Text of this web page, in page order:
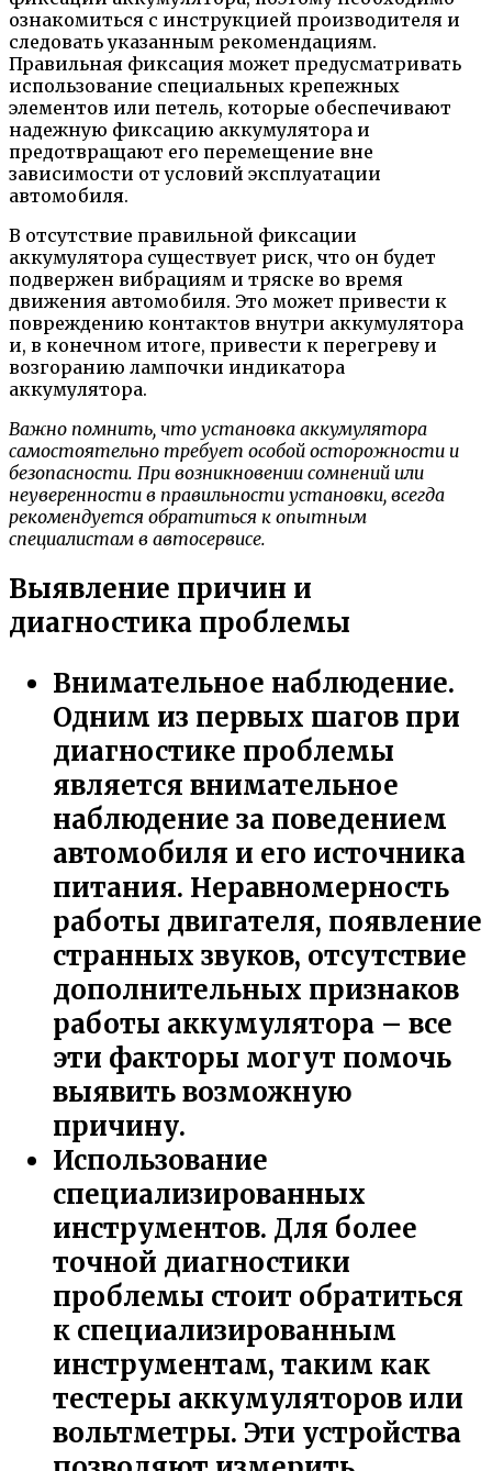
ознакомиться с инструкцией производителя и
следовать указанным рекомендациям.
Правильная фиксация может предусматривать
использование специальных крепежных
элементов или петель, которые обеспечивают
надежную фиксацию аккумулятора и
предотвращают его перемещение вне
зависимости от условий эксплуатации
автомобиля.
В отсутствие правильной фиксации
аккумулятора существует риск, что он будет
подвержен вибрациям и тряске во время
движения автомобиля. Это может привести к
повреждению контактов внутри аккумулятора
и, в конечном итоге, привести к перегреву и
возгоранию лампочки индикатора
аккумулятора.
Важно помнить, что установка аккумулятора
самостоятельно требует особой осторожности и
безопасности. При возникновении сомнений или
неуверенности в правильности установки, всегда
рекомендуется обратиться к опытным
специалистам в автосервисе.
Выявление причин и
диагностика проблемы
Внимательное наблюдение.
Одним из первых шагов при
диагностике проблемы
является внимательное
наблюдение за поведением
автомобиля и его источника
питания. Неравномерность
работы двигателя, появление
странных звуков, отсутствие
дополнительных признаков
работы аккумулятора – все
эти факторы могут помочь
выявить возможную
причину.
Использование
специализированных
инструментов. Для более
точной диагностики
проблемы стоит обратиться
к специализированным
инструментам, таким как
тестеры аккумуляторов или
вольтметры. Эти устройства